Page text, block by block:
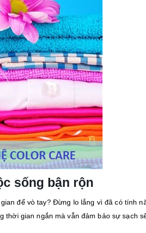
sống bận rộn
để vò tay? Đừng lo lắng vì đã có tính
thời gian ngắn mà vẫn đảm bảo sự sạch